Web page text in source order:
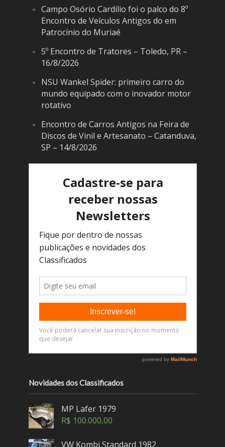
Campo Osório Cardilio foi o palco do 8º
Encontro de Veículos Antigos do em
Patrocínio do Muriaé
5º Encontro de Tratores – Toledo, PR –
16/8/2026
NSU Wankel Spider: primeiro carro do
mundo equipado com o inovador motor
rotativo
Encontro de Carros Antigos na Feira de
Discos de Vinil e Artesanato – Catanduva,
SP – 14/8/2026
Novidades dos Classificados
MP Lafer 1979
R$ 100.000,00
VW Kombi Standard 1982